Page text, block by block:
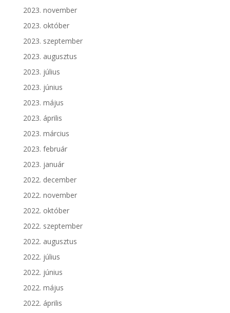
2023. november
2023. október
2023. szeptember
2023. augusztus
2023. július
2023. június
2023. május
2023. április
2023. március
2023. február
2023. január
2022. december
2022. november
2022. október
2022. szeptember
2022. augusztus
2022. július
2022. június
2022. május
2022. április